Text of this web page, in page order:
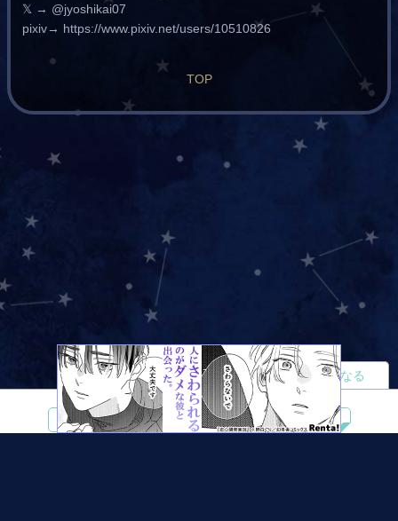
𝕏 → @jyoshikai07
pixiv→ https://www.pixiv.net/users/10510826
TOP
夢小説 ツイステ R18 鬼滅の刃 BL
読者になる